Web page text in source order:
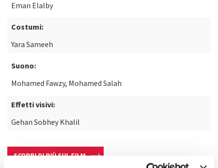
Eman Elalby
Costumi:
Yara Sameeh
Suono:
Mohamed Fawzy, Mohamed Salah
Effetti visivi:
Gehan Sobhey Khalil
SCOPRI DI PIÙ SUL FILM